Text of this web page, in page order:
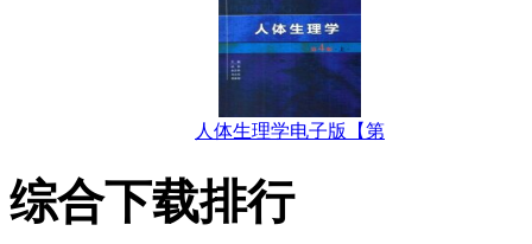
人体生理学电子版【第
综合下载排行